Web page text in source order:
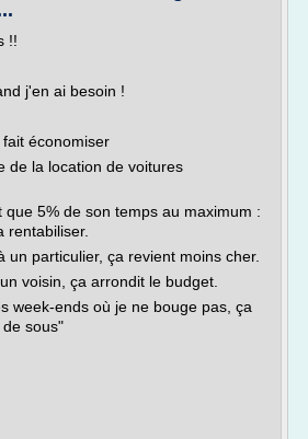
!!
j'en ai besoin !
économiser
de la location de voitures
que 5% de son temps au maximum :
rentabiliser.
un particulier, ça revient moins cher.
voisin, ça arrondit le budget.
week-ends où je ne bouge pas, ça
sous"